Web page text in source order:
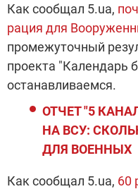
Как сообщал 5.ua,
рация для
промежуточный
проекта "Календарь
останавливаемся.
ОТЧЕТ "5
НА ВСУ:
ДЛЯ ВОЕННЫХ
Как сообщал 5.ua, 60